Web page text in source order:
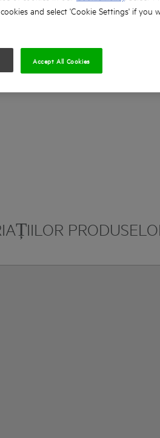
de numai 1,9 kg
and select 'Cookie Settings' if you
Accept All Cookies